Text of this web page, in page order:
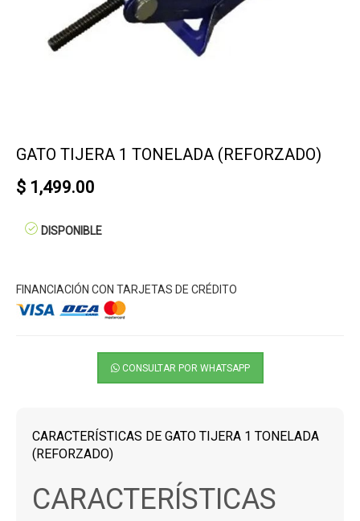
GATO TIJERA 1 TONELADA (REFORZADO)
$ 1,499.00
DISPONIBLE
FINANCIACIÓN CON TARJETAS DE CRÉDITO
CONSULTAR POR WHATSAPP
CARACTERÍSTICAS DE GATO TIJERA 1 TONELADA
(REFORZADO)
CARACTERÍSTICAS